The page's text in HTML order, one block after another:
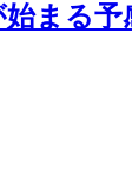
始まる